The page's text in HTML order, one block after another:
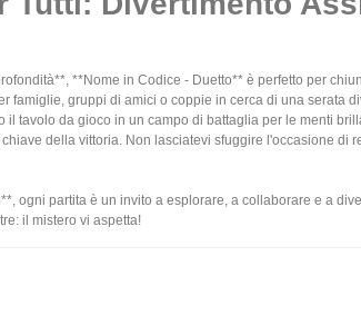
**Nome in Codice - Duetto** è perfetto per
famiglie, gruppi di amici o coppie in cerca di una serata
il tavolo da gioco in un campo di battaglia per le menti
della vittoria. Non lasciatevi sfuggire l'occasione di
ogni partita è un invito a esplorare, a collaborare e a
il mistero vi aspetta!